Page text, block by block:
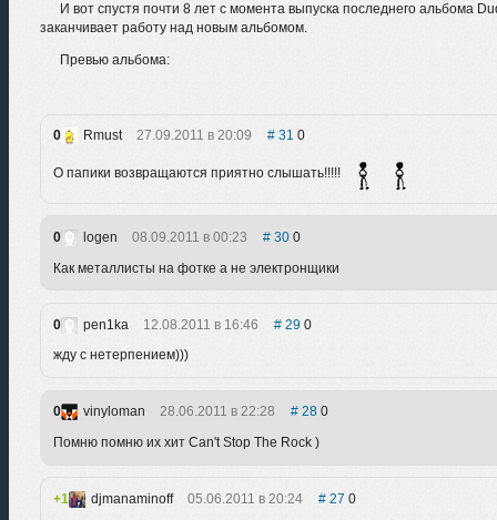
И вот спустя почти 8 лет с момента выпуска последнего альбома
заканчивает работу над новым альбомом.
Превью альбома:
0 Rmust 27.09.2011 в 20:09 310
О папики возвращаются приятно слышать!!!!!
0 logen 08.09.2011 в 00:23 300
Как металлисты на фотке а не электронщики
0 pen1ka 12.08.2011 в 16:46 290
жду с нетерпением)))
0 vinyloman 28.06.2011 в 22:28 280
Помню помню их хит Can't Stop The Rock )
1 djmanaminoff 05.06.2011 в 20:24 27 0